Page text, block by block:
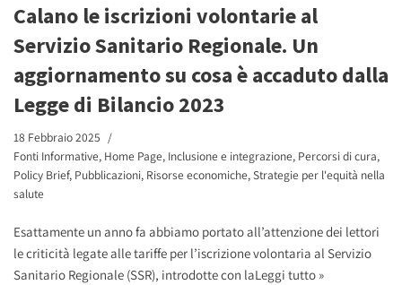
Calano le iscrizioni volontarie al
Servizio Sanitario Regionale. Un
aggiornamento su cosa è accaduto dalla
Legge di Bilancio 2023
18 Febbraio 2025
Fonti Informative, Home Page, Inclusione e integrazione, Percorsi di cura,
Policy Brief, Pubblicazioni, Risorse economiche,Strategie per l'equità nella
salute
Esattamente un anno fa abbiamo portato all’attenzione dei lettori
le criticità legate alle tariffe per l’iscrizione volontaria al Servizio
Sanitario Regionale (SSR), introdotte con laLeggi tutto »